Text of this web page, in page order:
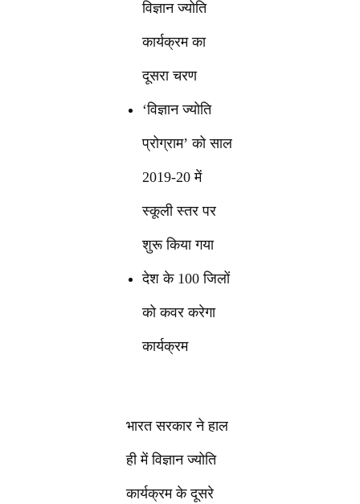
विज्ञान ज्योति
कार्यक्रम का
दूसरा चरण
‘विज्ञान ज्योति
प्रोग्राम’ को साल
2019-20 में
स्कूली स्तर पर
शुरू किया गया
देश के 100 जिलों
को कवर करेगा
कार्यक्रम
भारत सरकार ने हाल
ही में विज्ञान ज्योति
कार्यक्रम के दूसरे